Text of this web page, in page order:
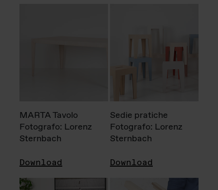
MARTA Tavolo
Fotografo: Lorenz
Sternbach
Download
Sedie pratiche
Fotografo: Lorenz
Sternbach
Download